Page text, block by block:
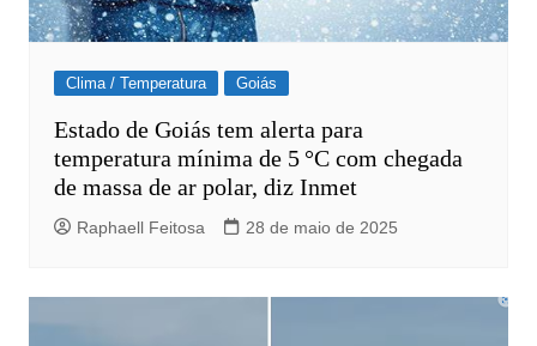
Clima / Temperatura Goiás
Estado de Goiás tem alerta para
temperatura mínima de 5 °C com chegada
de massa de ar polar, diz Inmet
Raphaell Feitosa 28 de maio de 2025